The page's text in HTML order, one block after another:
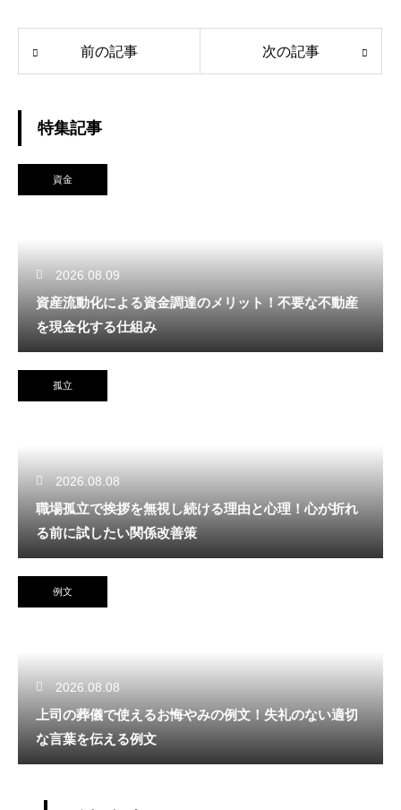
前の記事 次の記事
特集記事
資金
2026.08.09
資産流動化による資金調達のメリット！不要な不動産
を現金化する仕組み
孤立
2026.08.08
職場孤立で挨拶を無視し続ける理由と心理！心が折れ
る前に試したい関係改善策
例文
2026.08.08
上司の葬儀で使えるお悔やみの例文！失礼のない適切
な言葉を伝える例文